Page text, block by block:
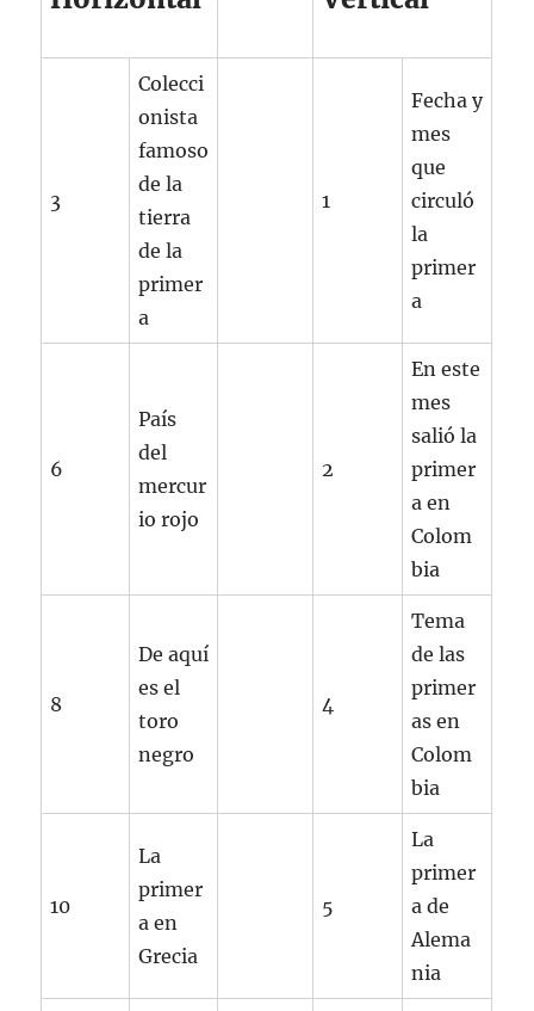
3
Colecci
onista
famoso
de la
tierra
de la
primer
a
1
Fecha y
mes
que
circuló
la
primer
a
6
País
del
mercur
io rojo
2
En este
mes
salió la
primer
a en
Colom
bia
8
De aquí
es el
toro
negro
4
Tema
de las
primer
as en
Colom
bia
10
La
primer
a en
Grecia
5
La
primer
a de
Alema
nia